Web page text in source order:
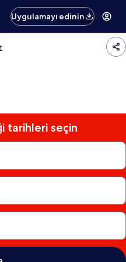
Uygulamayı edinin
tarihleri seçin